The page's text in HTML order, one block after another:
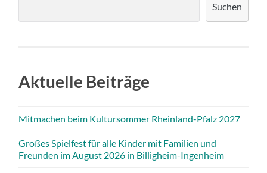
Suchen
Aktuelle Beiträge
Mitmachen beim Kultursommer Rheinland-Pfalz 2027
Großes Spielfest für alle Kinder mit Familien und
Freunden im August 2026 in Billigheim-Ingenheim